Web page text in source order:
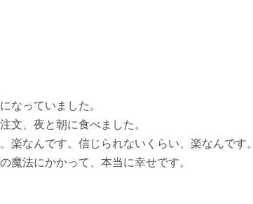
なっていました。
文、夜と朝に食べました。
なんです。信じられないくらい、楽なんです。
魔法にかかって、本当に幸せです。